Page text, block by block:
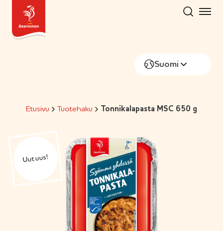
Hyppää
sisältöön
Suomi
Etusivu Tuotehaku Tonnikalapasta MSC 650 g
Uutuus!